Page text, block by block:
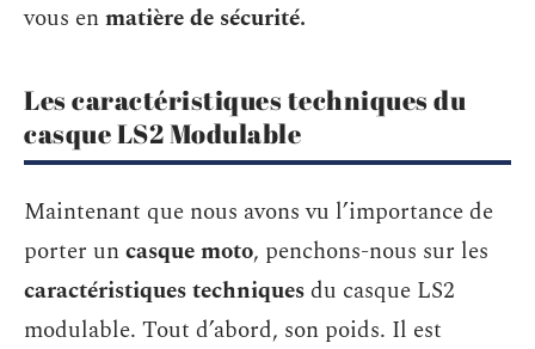
vous enmatière de sécurité.
Les caractéristiques techniques du
casque LS2 Modulable
Maintenant que nous avons vu l’importance de
porter uncasque moto, penchons-nous sur les
caractéristiques techniquesdu casque LS2
modulable. Tout d’abord, son poids. Il est